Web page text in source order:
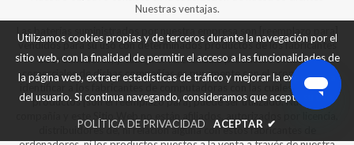
Nuestras ventajas.
vendidos para su uso con determinados productos de los fabricantes
de ordenadores, y cualquier referencia a productos o marcas
comerciales de dichas compañías es puramente con el propósito de
identificar a los fabricantes de computadoras con las cuales nuestros
productos [son el reemplazo para] puede ser utilizado. Nuestra
compañía y este Sitio Web no están afiliados, autorizados por licencia,
distribuidores de, ni relación alguna con estos fabricantes de
Utilizamos cookies propias y de terceros durante la navegación por el
sitio web, con la finalidad de permitir el acceso a las funcionalidades de
la página web, extraer estadísticas de tráfico y mejorar la experiencia
del usuario. Si continua navegando, consideramos que acepta su uso.
POLÍTICA DE PRIVACIDAD ACEPTAR ✔